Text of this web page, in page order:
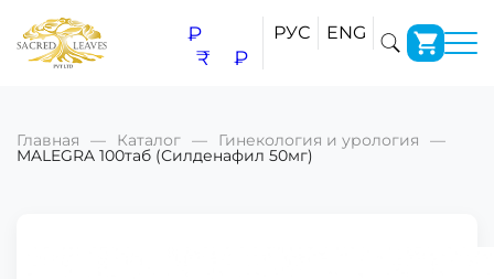
₽
₹
₽
РУС ENG
Главная Каталог Гинекология и урология
MALEGRA 100таб (Силденафил 50мг)